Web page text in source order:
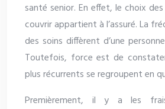
santé senior. En effet, le choix
couvrir appartient à l’assuré. La
des soins diffèrent d’une
Toutefois, force est de
plus récurrents se regroupent en
Premièrement, il y a les